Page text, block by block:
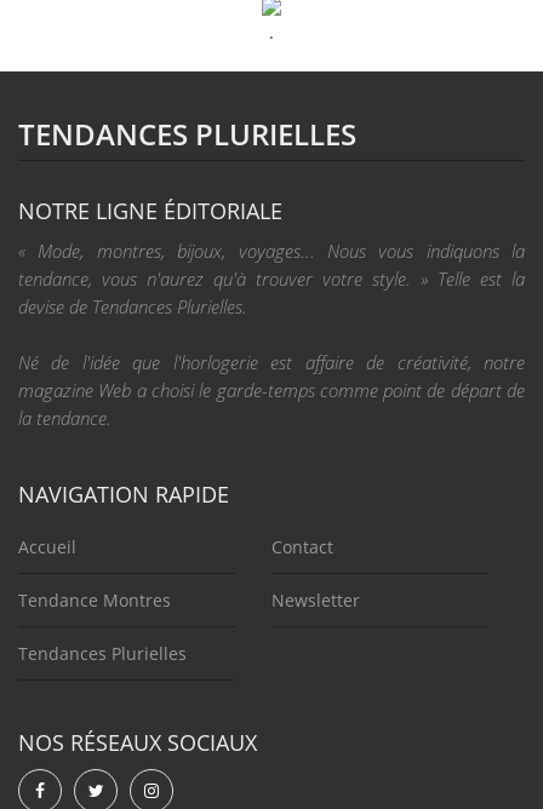
.
TENDANCES PLURIELLES
NOTRE LIGNE ÉDITORIALE
« Mode, montres, bijoux, voyages... Nous vous indiquons la
tendance, vous n'aurez qu'à trouver votre style. » Telle est la
devise de Tendances Plurielles.
Né de l'idée que l'horlogerie est affaire de créativité, notre
magazine Web a choisi le garde-temps comme point de départ de
la tendance.
NAVIGATION RAPIDE
Accueil
Tendance Montres
Tendances Plurielles
Contact
Newsletter
NOS RÉSEAUX SOCIAUX